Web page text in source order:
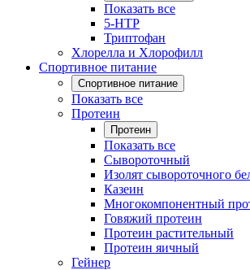
Показать все
5-HTP
Триптофан
Хлорелла и Хлорофилл
Спортивное питание
Спортивное питание
Показать все
Протеин
Протеин
Показать все
Сывороточный
Изолят сывороточного
Казеин
Многокомпонентный
Говяжий протеин
Протеин растительный
Протеин яичный
Гейнер